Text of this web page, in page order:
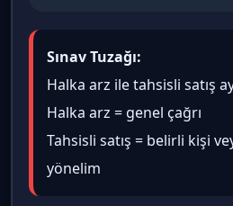
Sınav Tuzağı:
Halka arz ile tahsisli satış
Halka arz = genel çağrı
Tahsisli satış = belirli kişi
yönelim